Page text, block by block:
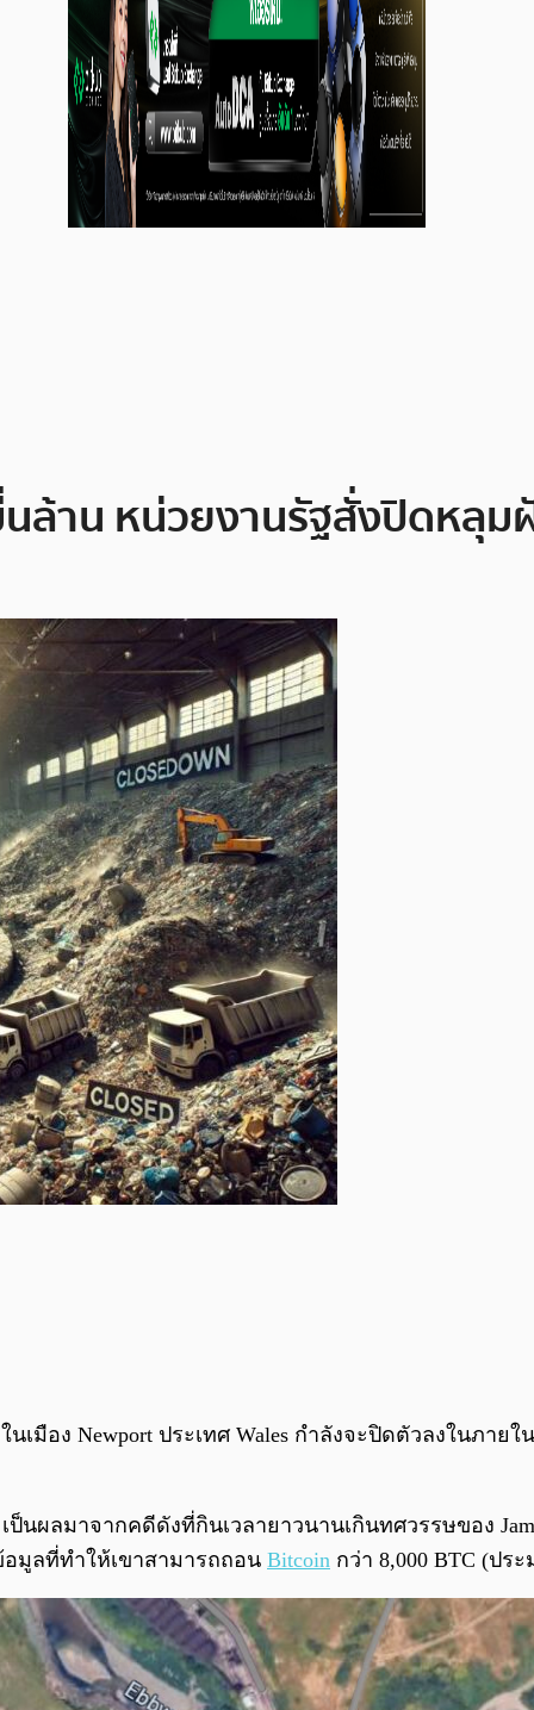
ล้าน หน่วยงานรัฐสั่งปิดหลุม
เมือง Newport ประเทศ Wales กำลังจะปิดตัวลงในภา
ผลมาจากคดีดังที่กินเวลายาวนานเกินทศวรรษของ
มูลที่ทำให้เขาสามารถถอน Bitcoin กว่า 8,000 BTC (ป